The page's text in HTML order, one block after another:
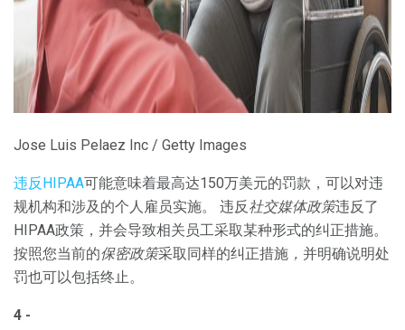
Jose Luis Pelaez Inc / Getty Images
违反HIPAA可能意味着最高达150万美元的罚款，可以对违
规机构和涉及的个人雇员实施。 违反社交媒体政策违反了
HIPAA政策，并会导致相关员工采取某种形式的纠正措施。
按照您当前的保密政策采取同样的纠正措施 ， 并明确说明处
罚也可以包括终止。
4 -